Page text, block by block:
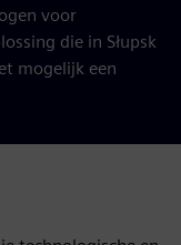
voor
die in Słupsk
mogelijk een